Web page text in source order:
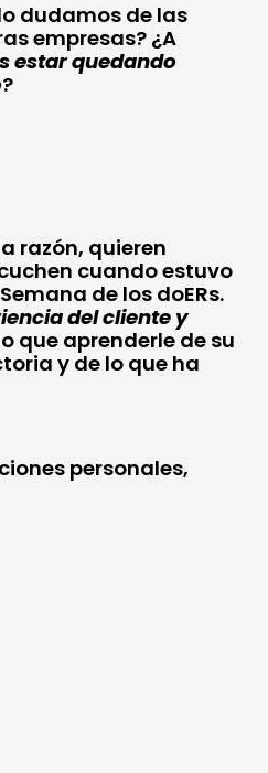
dudamos de las
empresas? ¿A
estar quedando
?
razón, quieren
cuando estuvo
de los doERs.
del cliente y
que aprenderle de su
y de lo que ha
personales,